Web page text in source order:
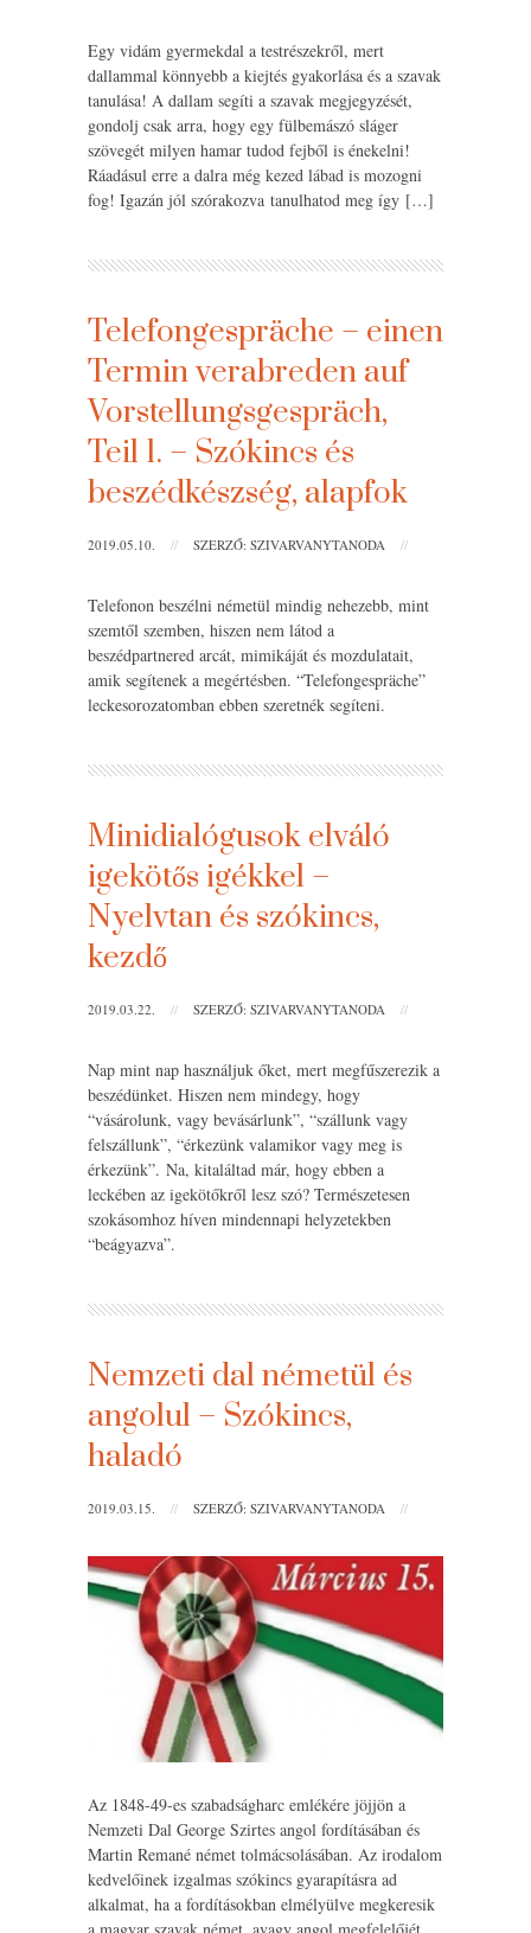
Egy vidám gyermekdal a testrészekről, mert
dallammal könnyebb a kiejtés gyakorlása és a szavak
tanulása! A dallam segíti a szavak megjegyzését,
gondolj csak arra, hogy egy fülbemászó sláger
szövegét milyen hamar tudod fejből is énekelni!
Ráadásul erre a dalra még kezed lábad is mozogni
fog! Igazán jól szórakozva tanulhatod meg így […]
Telefongespräche – einen
Termin verabreden auf
Vorstellungsgespräch,
Teil 1. – Szókincs és
beszédkészség, alapfok
2019.05.10. // SZERZŐ: SZIVARVANYTANODA //
Telefonon beszélni németül mindig nehezebb, mint
szemtől szemben, hiszen nem látod a
beszédpartnered arcát, mimikáját és mozdulatait,
amik segítenek a megértésben. “Telefongespräche”
leckesorozatomban ebben szeretnék segíteni.
Minidialógusok elváló
igekötős igékkel –
Nyelvtan és szókincs,
kezdő
2019.03.22. // SZERZŐ: SZIVARVANYTANODA //
Nap mint nap használjuk őket, mert megfűszerezik a
beszédünket. Hiszen nem mindegy, hogy
“vásárolunk, vagy bevásárlunk”, “szállunk vagy
felszállunk”, “érkezünk valamikor vagy meg is
érkezünk”. Na, kitaláltad már, hogy ebben a
leckében az igekötőkről lesz szó? Természetesen
szokásomhoz híven mindennapi helyzetekben
“beágyazva”.
Nemzeti dal németül és
angolul – Szókincs,
haladó
2019.03.15. // SZERZŐ: SZIVARVANYTANODA //
Az 1848-49-es szabadságharc emlékére jöjjön a
Nemzeti Dal George Szirtes angol fordításában és
Martin Remané német tolmácsolásában. Az irodalom
kedvelőinek izgalmas szókincs gyarapításra ad
alkalmat, ha a fordításokban elmélyülve megkeresik